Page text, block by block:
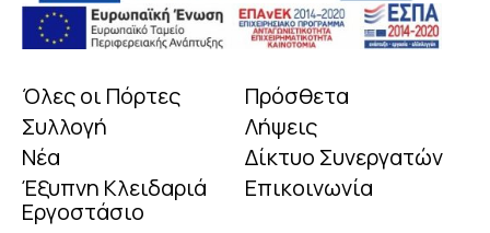
Όλες οι Πόρτες
Συλλογή
Νέα
Έξυπνη Κλειδαριά
Πρόσθετα
Λήψεις
Δίκτυο Συνεργατών
Επικοινωνία
Εργοστάσιο